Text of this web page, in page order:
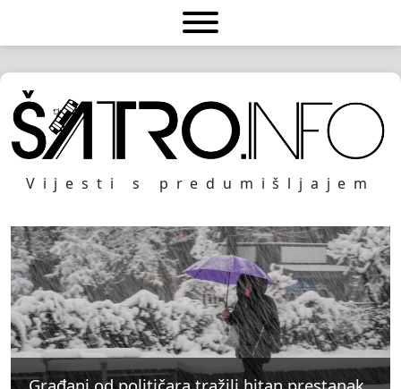
Vijesti s predumišljajem